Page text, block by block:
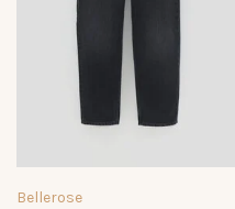
Bellerose